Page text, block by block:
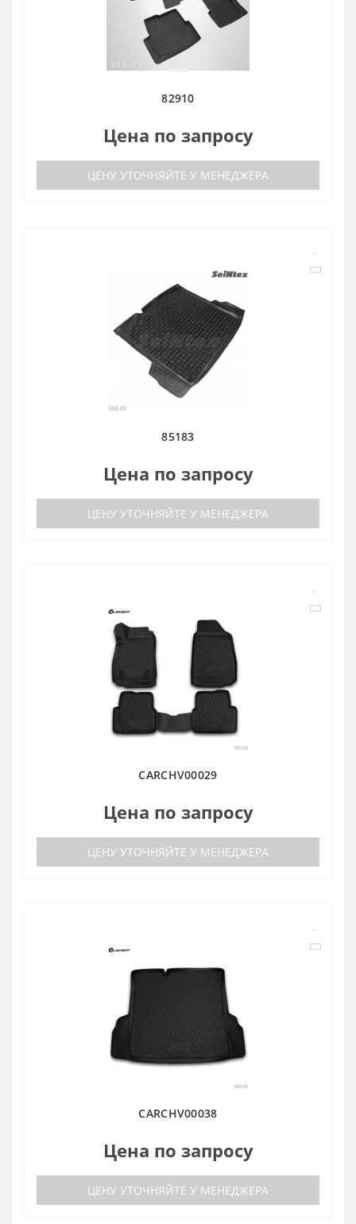
82910
Цена по запросу
ЦЕНУ УТОЧНЯЙТЕ У МЕНЕДЖЕРА
85183
Цена по запросу
ЦЕНУ УТОЧНЯЙТЕ У МЕНЕДЖЕРА
CARCHV00029
Цена по запросу
ЦЕНУ УТОЧНЯЙТЕ У МЕНЕДЖЕРА
CARCHV00038
Цена по запросу
ЦЕНУ УТОЧНЯЙТЕ У МЕНЕДЖЕРА